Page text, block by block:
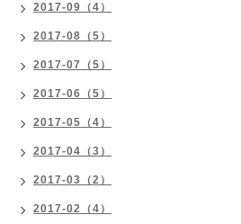
2017-09（4）
2017-08（5）
2017-07（5）
2017-06（5）
2017-05（4）
2017-04（3）
2017-03（2）
2017-02（4）